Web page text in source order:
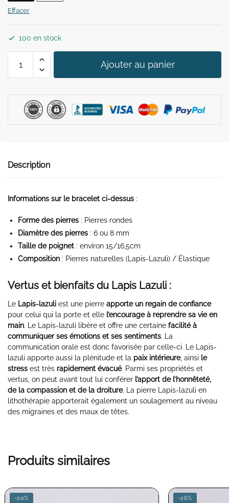
39,90 €.
Effacer
100 en stock
Lazuli
Ajouter au panier
Description
Informations sur le bracelet ci-dessus :
Forme des pierres : Pierres rondes
Diamètre des pierres : 6 ou 8 mm
Taille de poignet : environ 15/16,5cm
Composition : Pierres naturelles (Lapis-Lazuli) / Élastique
Vertus et bienfaits du Lapis Lazuli :
Le Lapis-lazuli est une pierre apporte un regain de confiance
pour celui qui la porte et elle l’encourage à reprendre sa vie en
main. Le Lapis-lazuli libère et offre une certaine facilité à
communiquer ses émotions et ses sentiments. La
communication orale est donc favorisée par celle-ci. Le Lapis-
lazuli apporte aussi la plénitude et la paix intérieure, ainsi le
stress est très rapidement évacué. Parmi ses propriétés et
vertus, on peut avant tout lui conférer l’apport de l’honnêteté,
de la compassion et de la droiture. La pierre Lapis-lazuli en
lithothérapie apporterait également un soulagement au niveau
des migraines et des maux de têtes.
Produits similaires
-20% -26%